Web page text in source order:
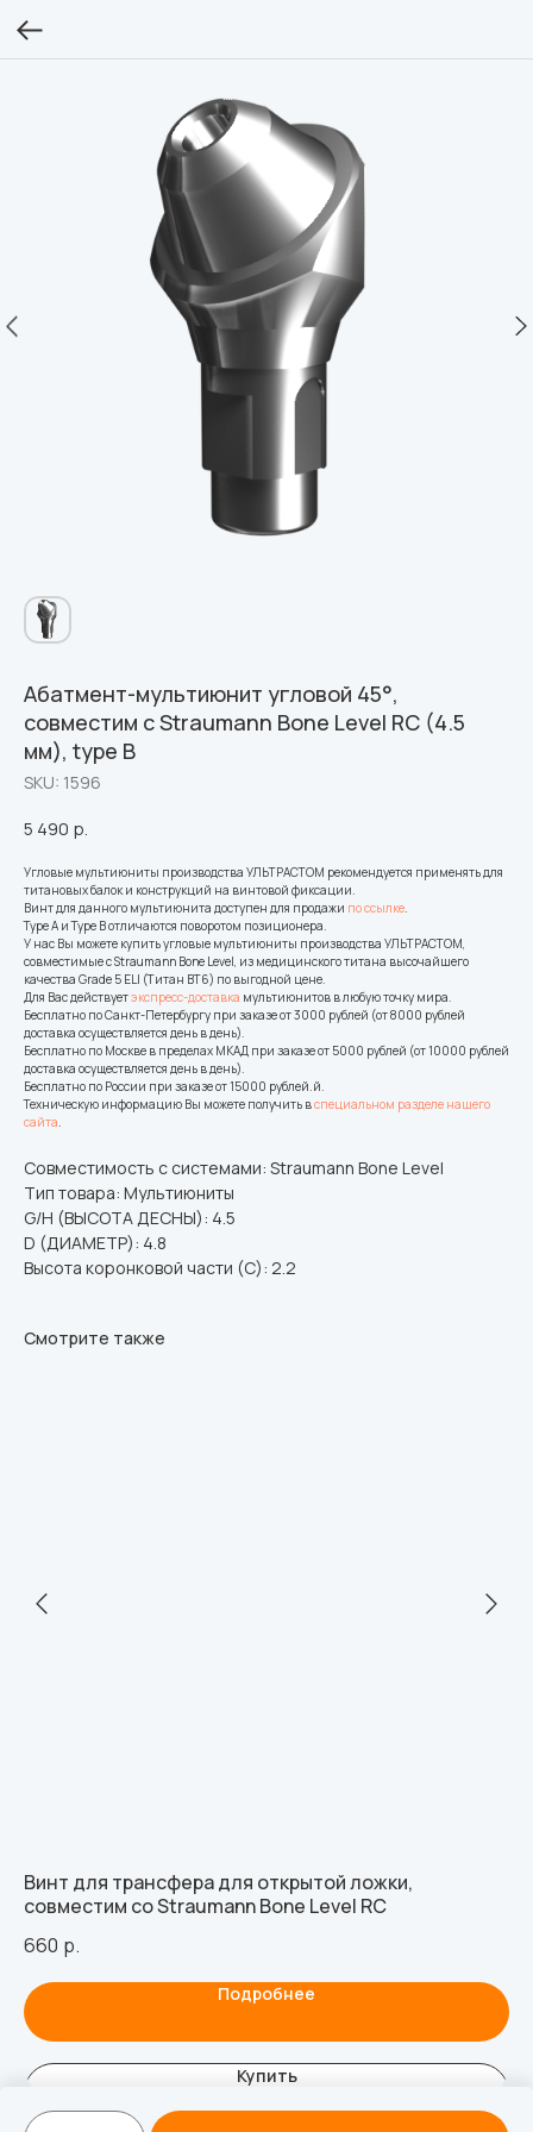
Абатмент-мультиюнит угловой 45°,
совместим с Straumann Bone Level RC (4.5
мм), type B
SKU: 1596
5 490 р.
Угловые мультиюниты производства УЛЬТРАСТОМ рекомендуется применять для
титановых балок и конструкций на винтовой фиксации.
Винт для данного мультиюнита доступен для продажи по ссылке.
Type A и Type B отличаются поворотом позиционера.
У нас Вы можете купить угловые мультиюниты производства УЛЬТРАСТОМ,
совместимые с Straumann Bone Level, из медицинского титана высочайшего
качества Grade 5 ELI (Титан ВТ6) по выгодной цене.
Для Вас действуетэкспресс-доставка мультиюнитов в любую точку мира.
Бесплатно по Санкт-Петербургу при заказе от 3000 рублей (от 8000 рублей
доставка осуществляется день в день).
Бесплатно по Москве в пределах МКАД при заказе от 5000 рублей (от 10000 рублей
доставка осуществляется день в день).
Бесплатно по России при заказе от 15000 рублей.й.
Техническую информацию Вы можете получить вспециальном разделе нашего
сайта.
Совместимость с системами: Straumann Bone Level
Тип товара: Мультиюниты
G/H (ВЫСОТА ДЕСНЫ): 4.5
D (ДИАМЕТР): 4.8
Высота коронковой части (C): 2.2
Смотрите также
Винт для трансфера для открытой ложки,
совместим со Straumann Bone Level RC
660 р.
Подробнее
Купить